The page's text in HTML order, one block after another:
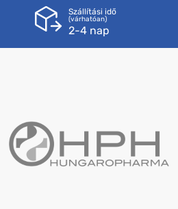
Szállítási idő
(várhatóan)
2-4 nap